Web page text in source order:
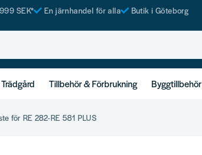
SEK* En järnhandel för alla Butik i Göteborg
Tillbehör & Förbrukning Byggtillbehör
för RE 282-RE 581 PLUS